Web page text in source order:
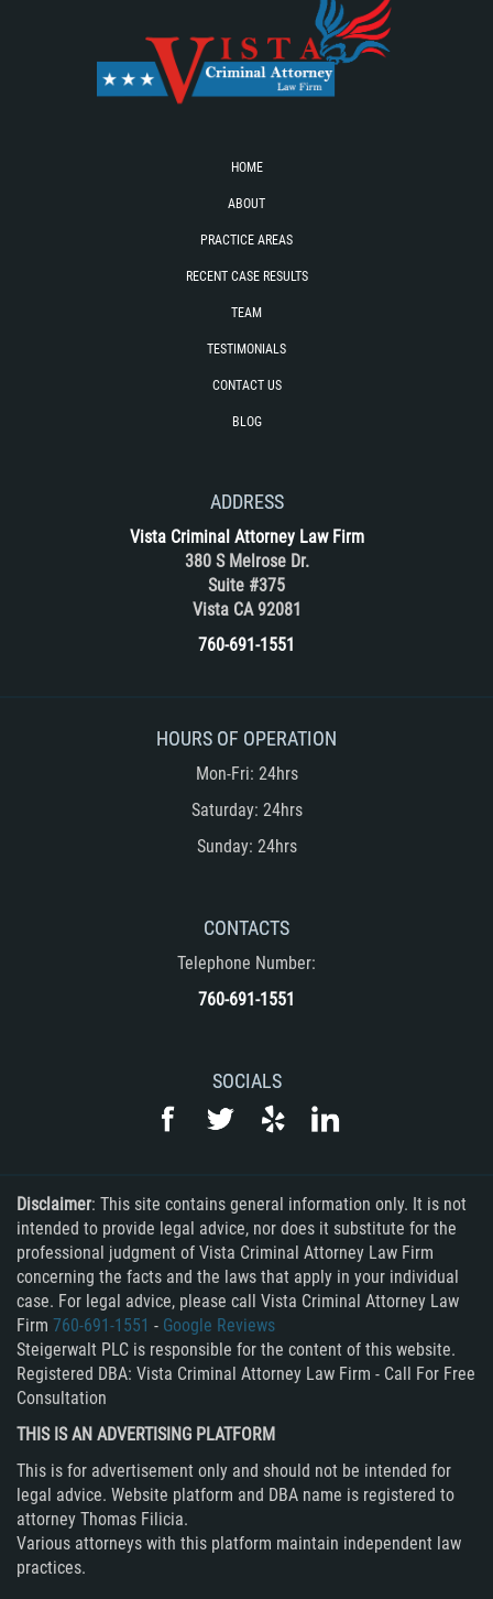
Misappropriation of Public Funds
HOME
ABOUT
PRACTICE AREAS
RECENT CASE RESULTS
TEAM
TESTIMONIALS
CONTACT US
BLOG
ADDRESS
Vista Criminal Attorney Law Firm
380 S Melrose Dr.
Suite #375
Vista CA 92081
760-691-1551
HOURS OF OPERATION
Mon-Fri: 24hrs
Saturday: 24hrs
Sunday: 24hrs
CONTACTS
Telephone Number:
760-691-1551
SOCIALS
Disclaimer: This site contains general information only. It is not
intended to provide legal advice, nor does it substitute for the
professional judgment of Vista Criminal Attorney Law Firm
concerning the facts and the laws that apply in your individual
case. For legal advice, please call Vista Criminal Attorney Law
Firm 760-691-1551 - Google Reviews
Steigerwalt PLC is responsible for the content of this website.
Registered DBA: Vista Criminal Attorney Law Firm - Call For Free
Consultation
THIS IS AN ADVERTISING PLATFORM
This is for advertisement only and should not be intended for
legal advice. Website platform and DBA name is registered to
attorney Thomas Filicia.
Various attorneys with this platform maintain independent law
practices.